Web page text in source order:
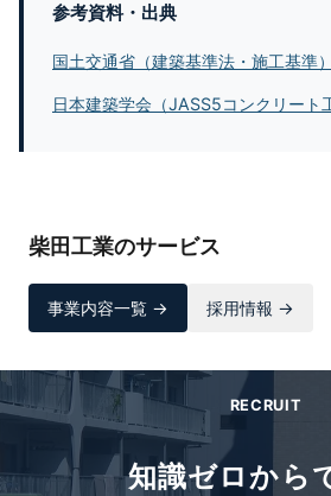
参考資料・出典
国土交通省（建築基準法・施工基準）
日本建築学会（JASS5コンクリート
柴田工業のサービス
事業内容一覧 → 採用情報 →
RECRUIT
知識ゼロから